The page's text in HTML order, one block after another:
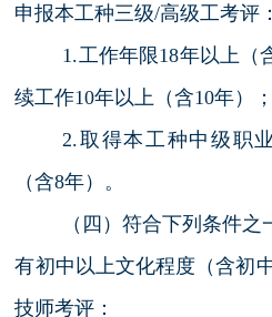
申报本工种三级/高级工考评：
1.工作年限18年以上（
续工作10年以上（含10年）；
2.取得本工种中级职
（含8年）。
（四）符合下列条件
有初中以上文化程度（含初
技师考评：